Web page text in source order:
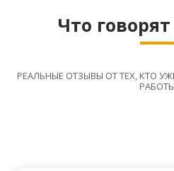
Что
РЕАЛЬНЫЕ ОТЗЫВЫ ОТ ТЕХ, КТО